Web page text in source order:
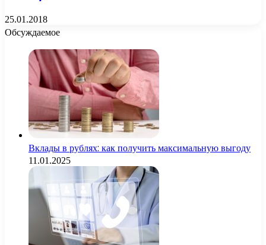
25.01.2018
Обсуждаемое
Вклады в рублях: как получить максимальную выгоду
11.01.2025